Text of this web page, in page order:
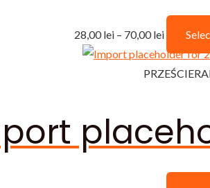
28,00lei – 70,00leiInterval
de
prețuri:
la
70,00 lei